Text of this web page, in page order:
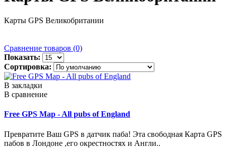
Карты GPS Великобритании
Сравнение товаров (0)
Показать:
Сортировка:
В закладки
В сравнение
Free GPS Map - All pubs of England
Превратите Ваш GPS в датчик паба! Эта свободная Карта GPS
пабов в Лондоне ,его окрестностях и Англи..